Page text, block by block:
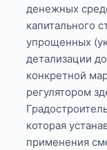
денежных
капитального
упрощенных
детализации
конкретной
регулятором
которая
применения